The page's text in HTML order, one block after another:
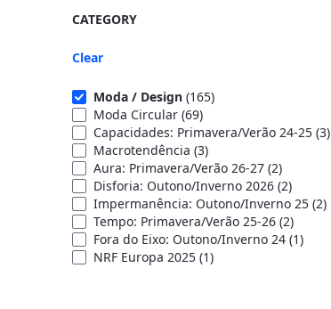
CATEGORY
Clear
Moda / Design (165)
Moda Circular (69)
Capacidades: Primavera/Verão 24-25 (3)
Macrotendência (3)
Aura: Primavera/Verão 26-27 (2)
Disforia: Outono/Inverno 2026 (2)
Impermanência: Outono/Inverno 25 (2)
Tempo: Primavera/Verão 25-26 (2)
Fora do Eixo: Outono/Inverno 24 (1)
NRF Europa 2025 (1)